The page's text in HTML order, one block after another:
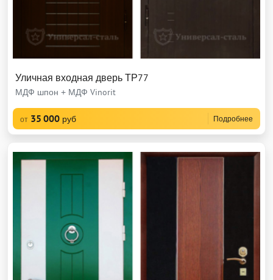
Уличная входная дверь ТР77
МДФ шпон + МДФ Vinorit
от 35 000 руб Подробнее